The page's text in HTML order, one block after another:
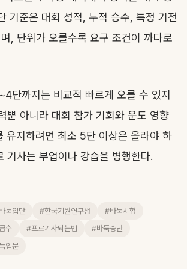
기준은 대회 성적, 누적 승수, 특정 기전
, 단위가 오를수록 요구 조건이 까다로
단까지는 비교적 빠르게 오를 수 있지
뿐 아니라 대회 참가 기회와 운도 영향
유지하려면 최소 5단 이상은 올라야 하
기사는 부업이나 강습을 병행한다.
둑입단 #한국기원연구생
#바둑시험
수 #프로기사되는법
#바둑승단
입문